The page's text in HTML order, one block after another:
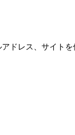
ドレス、サイトを